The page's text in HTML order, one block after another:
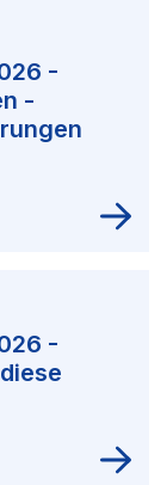
-
-
-